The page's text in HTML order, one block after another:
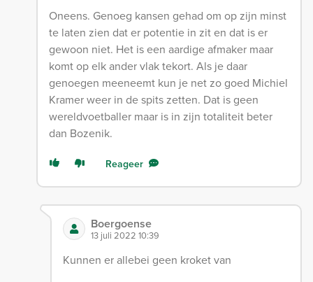
Oneens. Genoeg kansen gehad om op zijn minst
te laten zien dat er potentie in zit en dat is er
gewoon niet. Het is een aardige afmaker maar
komt op elk ander vlak tekort. Als je daar
genoegen meeneemt kun je net zo goed Michiel
Kramer weer in de spits zetten. Dat is geen
wereldvoetballer maar is in zijn totaliteit beter
dan Bozenik.
Reageer
Boergoense
13 juli 2022 10:39
Kunnen er allebei geen kroket van